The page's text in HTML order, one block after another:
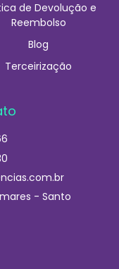
de Devolução e
Reembolso
Blog
Terceirização
- Santo